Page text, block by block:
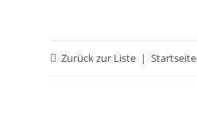
Zurück zur Liste Startseite